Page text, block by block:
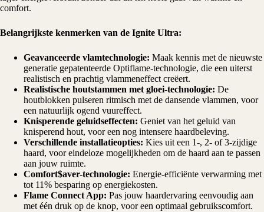
comfort.
Belangrijkste kenmerken van de Ignite Ultra:
Geavanceerde vlamtechnologie: Maak kennis met de nieuwste
generatie gepatenteerde Optiflame-technologie, die een uiterst
realistisch en prachtig vlammeneffect creëert.
Realistische houtstammen met gloei-technologie: De
houtblokken pulseren ritmisch met de dansende vlammen, voor
een natuurlijk ogend vuureffect.
Knisperende geluidseffecten: Geniet van het geluid van
knisperend hout, voor een nog intensere haardbeleving.
Verschillende installatieopties: Kies uit een 1-, 2- of 3-zijdige
haard, voor eindeloze mogelijkheden om de haard aan te passen
aan jouw ruimte.
Comfort$aver-technologie: Energie-efficiënte verwarming met
tot 11% besparing op energiekosten.
Flame Connect App: Pas jouw haardervaring eenvoudig aan
met één druk op de knop, voor een optimaal gebruikscomfort.